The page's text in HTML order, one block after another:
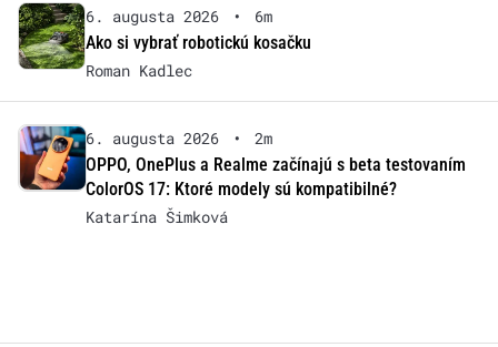
6. augusta 2026 •
6m
Ako si vybrať robotickú kosačku
Roman Kadlec
6. augusta 2026 •
2m
OPPO, OnePlus a Realme začínajú s beta testovaním
ColorOS 17: Ktoré modely sú kompatibilné?
Katarína Šimková